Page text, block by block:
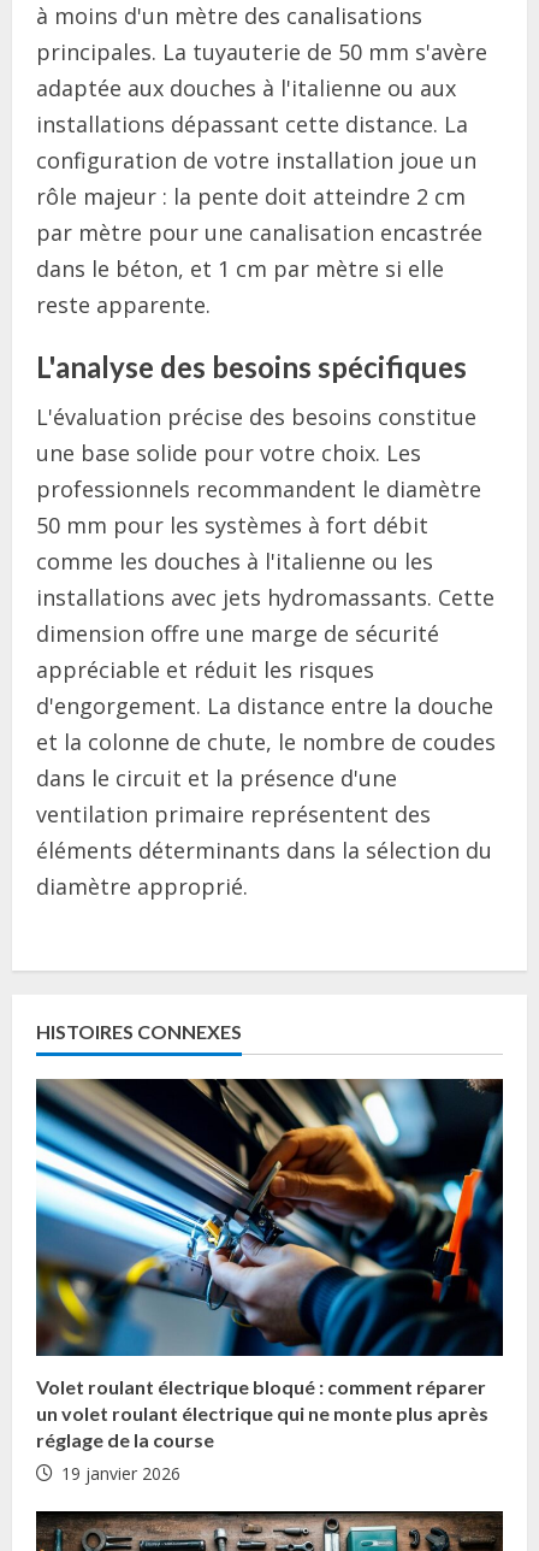
à moins d'un mètre des canalisations
principales. La tuyauterie de 50 mm s'avère
adaptée aux douches à l'italienne ou aux
installations dépassant cette distance. La
configuration de votre installation joue un
rôle majeur : la pente doit atteindre 2 cm
par mètre pour une canalisation encastrée
dans le béton, et 1 cm par mètre si elle
reste apparente.
L'analyse des besoins spécifiques
L'évaluation précise des besoins constitue
une base solide pour votre choix. Les
professionnels recommandent le diamètre
50 mm pour les systèmes à fort débit
comme les douches à l'italienne ou les
installations avec jets hydromassants. Cette
dimension offre une marge de sécurité
appréciable et réduit les risques
d'engorgement. La distance entre la douche
et la colonne de chute, le nombre de coudes
dans le circuit et la présence d'une
ventilation primaire représentent des
éléments déterminants dans la sélection du
diamètre approprié.
C
n
t
i
n
u
e
R
e
a
d
HISTOIRES CONNEXES
Volet roulant électrique bloqué : comment réparer
un volet roulant électrique qui ne monte plus après
réglage de la course
19 janvier 2026